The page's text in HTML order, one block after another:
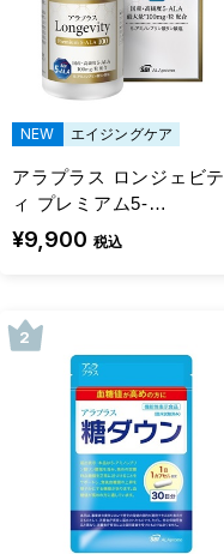
NEW エイジングケア
アラプラス ロンジェビテ
ィ プレミアム5-
ALA100（30日分）
¥9,900 税込
2